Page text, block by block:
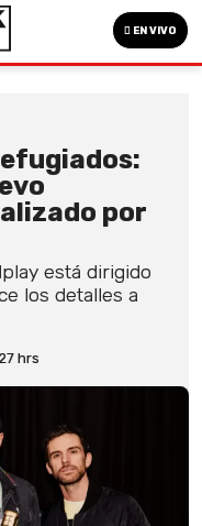
EN VIVO
por
está dirigido
los detalles a
hrs